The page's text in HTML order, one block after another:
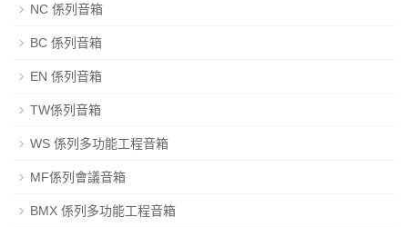
NC 係列音箱
BC 係列音箱
EN 係列音箱
TW係列音箱
WS 係列多功能工程音箱
MF係列會議音箱
BMX 係列多功能工程音箱